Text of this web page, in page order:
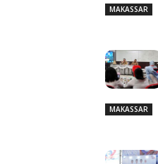
MAKASSAR
MAKASSAR